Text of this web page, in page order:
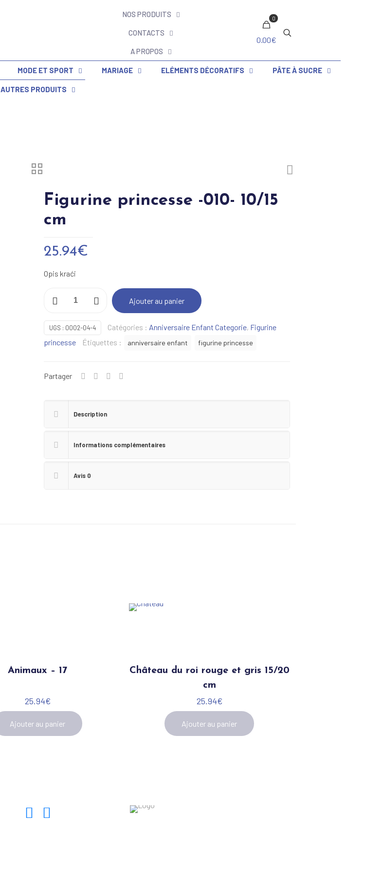
NOS PRODUITS
CONTACTS
A PROPOS
0
0.00€
MODE ET SPORT MARIAGE ELÉMENTS DÉCORATIFS PÂTE À SUCRE
AUTRES PRODUITS
Figurine princesse -010- 10/15
cm
25.94€
Opis kraći
Figurine
princesse
-010-
cm
Ajouter au panier
UGS : 0002-04-4 Catégories : Anniversaire Enfant Categorie, Figurine
princesse
Étiquettes : anniversaire enfant figurine princesse
Partager
Description
Informations complémentaires
Avis 0
Animaux – 17
25.94€
Ajouter au panier
Château du roi rouge et gris 15/20
cm
25.94€
Ajouter au panier